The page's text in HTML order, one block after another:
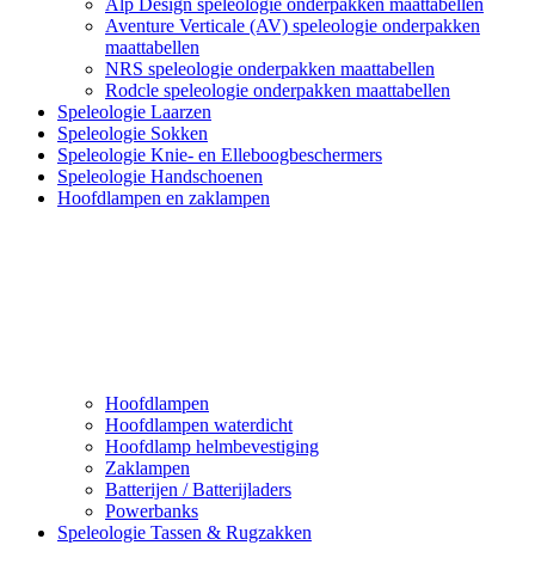
Aventure Verticale (AV) speleologie onderpakken
maattabellen
NRS speleologie onderpakken maattabellen
Rodcle speleologie onderpakken maattabellen
Speleologie Laarzen
Speleologie Sokken
Speleologie Knie- en Elleboogbeschermers
Speleologie Handschoenen
Hoofdlampen en zaklampen
Hoofdlampen
Hoofdlampen waterdicht
Hoofdlamp helmbevestiging
Zaklampen
Batterijen / Batterijladers
Powerbanks
Speleologie Tassen & Rugzakken